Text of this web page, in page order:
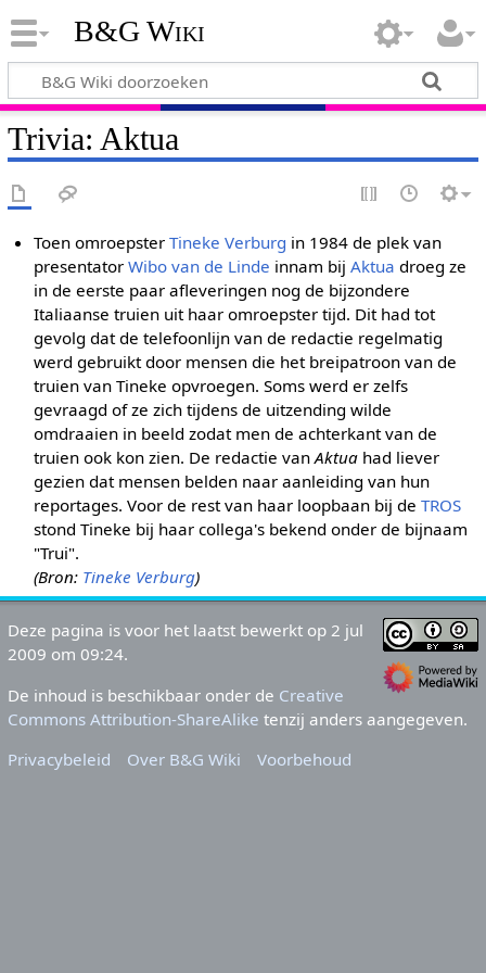
B&G Wiki
Trivia: Aktua
Toen omroepsterTineke Verburg in 1984 de plek van
presentatorWibo van de Linde innam bijAktua droeg ze
in de eerste paar afleveringen nog de bijzondere
Italiaanse truien uit haar omroepster tijd. Dit had tot
gevolg dat de telefoonlijn van de redactie regelmatig
werd gebruikt door mensen die het breipatroon van de
truien van Tineke opvroegen. Soms werd er zelfs
gevraagd of ze zich tijdens de uitzending wilde
omdraaien in beeld zodat men de achterkant van de
truien ook kon zien. De redactie vanAktua had liever
gezien dat mensen belden naar aanleiding van hun
reportages. Voor de rest van haar loopbaan bij deTROS
stond Tineke bij haar collega's bekend onder de bijnaam
"Trui".
(Bron: Tineke Verburg)
Deze pagina is voor het laatst bewerkt op 2 jul
2009 om 09:24.
De inhoud is beschikbaar onder de Creative
Commons Attribution-ShareAlike tenzij anders aangegeven.
Privacybeleid
Over B&G Wiki Voorbehoud